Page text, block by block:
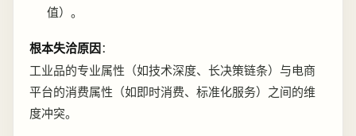
值）。
根本失洽原因：
工业品的专业属性（如技术深度、长决策链条）与电商
平台的消费属性（如即时消费、标准化服务）之间的维
度冲突。